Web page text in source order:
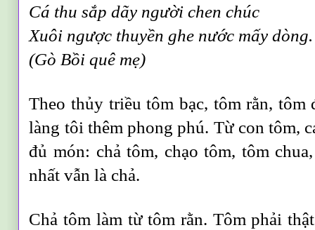
Cá thu sắp dãy người chen chúc
Xuôi ngược thuyền ghe nước mấy dòng.
(Gò Bồi quê mẹ)
Theo thủy triều tôm bạc, tôm rằn, tôm
làng tôi thêm phong phú. Từ con tôm,
đủ món: chả tôm, chạo tôm, tôm
nhất vẫn là chả.
Chả tôm làm từ tôm rằn. Tôm phải